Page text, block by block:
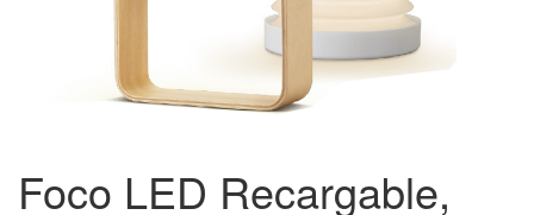
Foco LED Recargable,